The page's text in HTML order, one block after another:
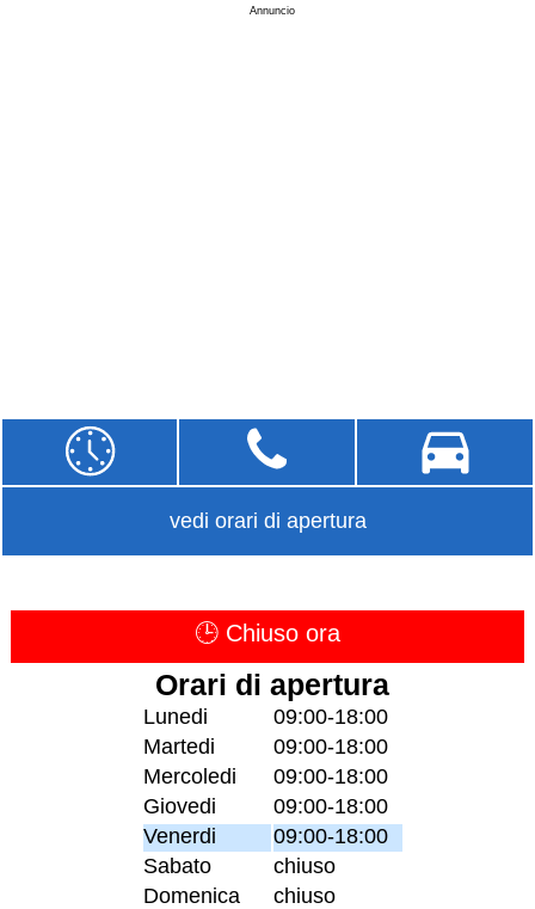
Annuncio
vedi orari di apertura
🕒 Chiuso ora
Orari di apertura
Lunedi
09:00-18:00
Martedi
09:00-18:00
Mercoledi
09:00-18:00
Giovedi
09:00-18:00
Venerdi
09:00-18:00
Sabato
chiuso
Domenica
chiuso